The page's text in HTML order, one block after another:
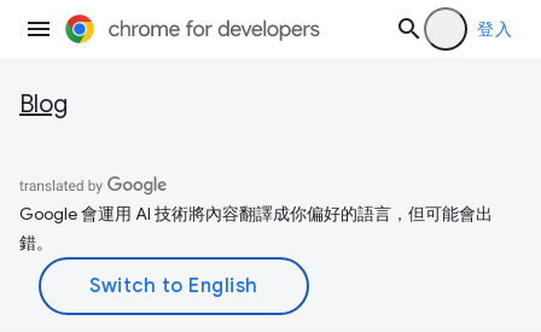
登入
Blog
Google 會運用 AI 技術將內容翻譯成你偏好的語言，但可能會出
錯。